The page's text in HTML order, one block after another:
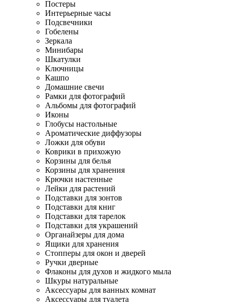
Постеры
Интерьерные часы
Подсвечники
Гобелены
Зеркала
Минибары
Шкатулки
Ключницы
Кашпо
Домашние свечи
Рамки для фотографий
Альбомы для фотографий
Иконы
Глобусы настольные
Ароматические диффузоры
Ложки для обуви
Коврики в прихожую
Корзины для белья
Корзины для хранения
Крючки настенные
Лейки для растений
Подставки для зонтов
Подставки для книг
Подставки для тарелок
Подставки для украшений
Органайзеры для дома
Ящики для хранения
Стопперы для окон и дверей
Ручки дверные
Флаконы для духов и жидкого мыла
Шкуры натуральные
Аксессуары для ванных комнат
Аксессуары для туалета